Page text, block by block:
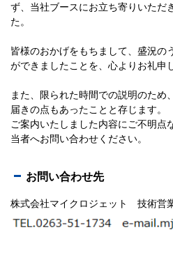
ず、当社ブースにお立ち寄りいただ
た。
皆様のおかげをもちまして、盛況の
ができましたことを、心よりお礼申
また、限られた時間での説明のため
届きの点もあったことと存じます。
ご案内いたしました内容にご不明点
当者へお問い合わせください。
お問い合わせ先
株式会社マイクロジェット 技術